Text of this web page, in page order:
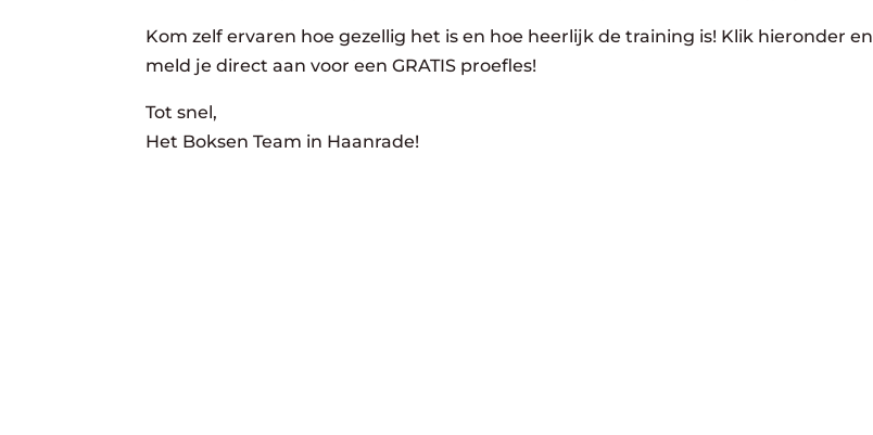
Kom zelf ervaren hoe gezellig het is en hoe heerlijk de training is! Klik hieronder en
meld je direct aan voor een GRATIS proefles!
Tot snel,
Het Boksen Team in Haanrade!